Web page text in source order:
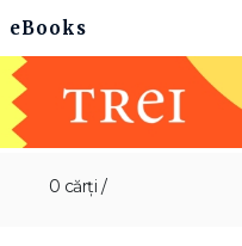
eBooks
0 cărți /